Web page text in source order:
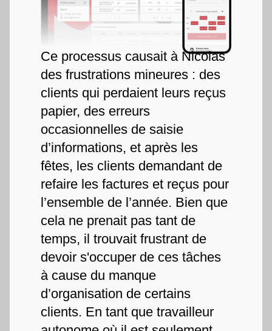
Ce processus causait à Nicolas
des frustrations mineures : des
clients qui perdaient leurs reçus
papier, des erreurs
occasionnelles de saisie
d’informations, et après les
fêtes, les clients demandant de
refaire les factures et reçus pour
l’ensemble de l’année. Bien que
cela ne prenait pas tant de
temps, il trouvait frustrant de
devoir s'occuper de ces tâches
à cause du manque
d’organisation de certains
clients. En tant que travailleur